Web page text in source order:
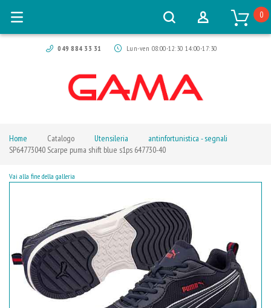
049 884 33 31 Lun-ven 08:00-12:30 14:00-17:30
0
Home Catalogo Utensileria
antinfortunistica - segnali
SP64773040 Scarpe puma shift blue s1ps 647730-40
Vai alla fine della galleria